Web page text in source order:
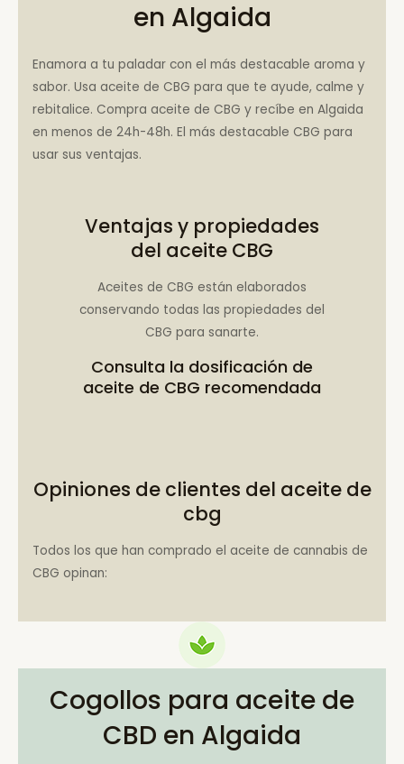
en Algaida
Enamora a tu paladar con el más destacable aroma y
sabor. Usa aceite de CBG para que te ayude, calme y
rebitalice. Compra aceite de CBG y recíbe en Algaida
en menos de 24h-48h. El más destacable CBG para
usar sus ventajas.
Ventajas y propiedades
del aceite CBG
Aceites de CBG están elaborados
conservando todas las propiedades del
CBG para sanarte.
Consulta la dosificación de
aceite de CBG recomendada
Opiniones de clientes del aceite de
cbg
Todos los que han comprado el aceite de cannabis de
CBG opinan:
Cogollos para aceite de
CBD en Algaida